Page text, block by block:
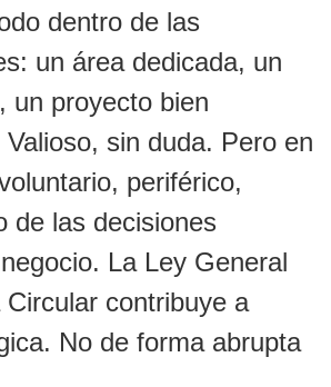
dentro de las
un área dedicada, un
un proyecto bien
sin duda. Pero en
periférico,
de las decisiones
La Ley General
contribuye a
No de forma abrupta